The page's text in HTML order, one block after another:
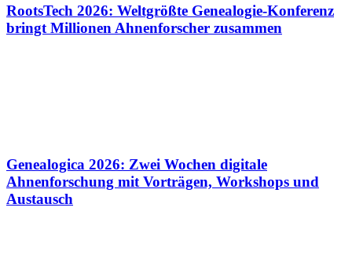
RootsTech 2026: Weltgrößte Genealogie-Konferenz
bringt Millionen Ahnenforscher zusammen
Genealogica 2026: Zwei Wochen digitale
Ahnenforschung mit Vorträgen, Workshops und
Austausch